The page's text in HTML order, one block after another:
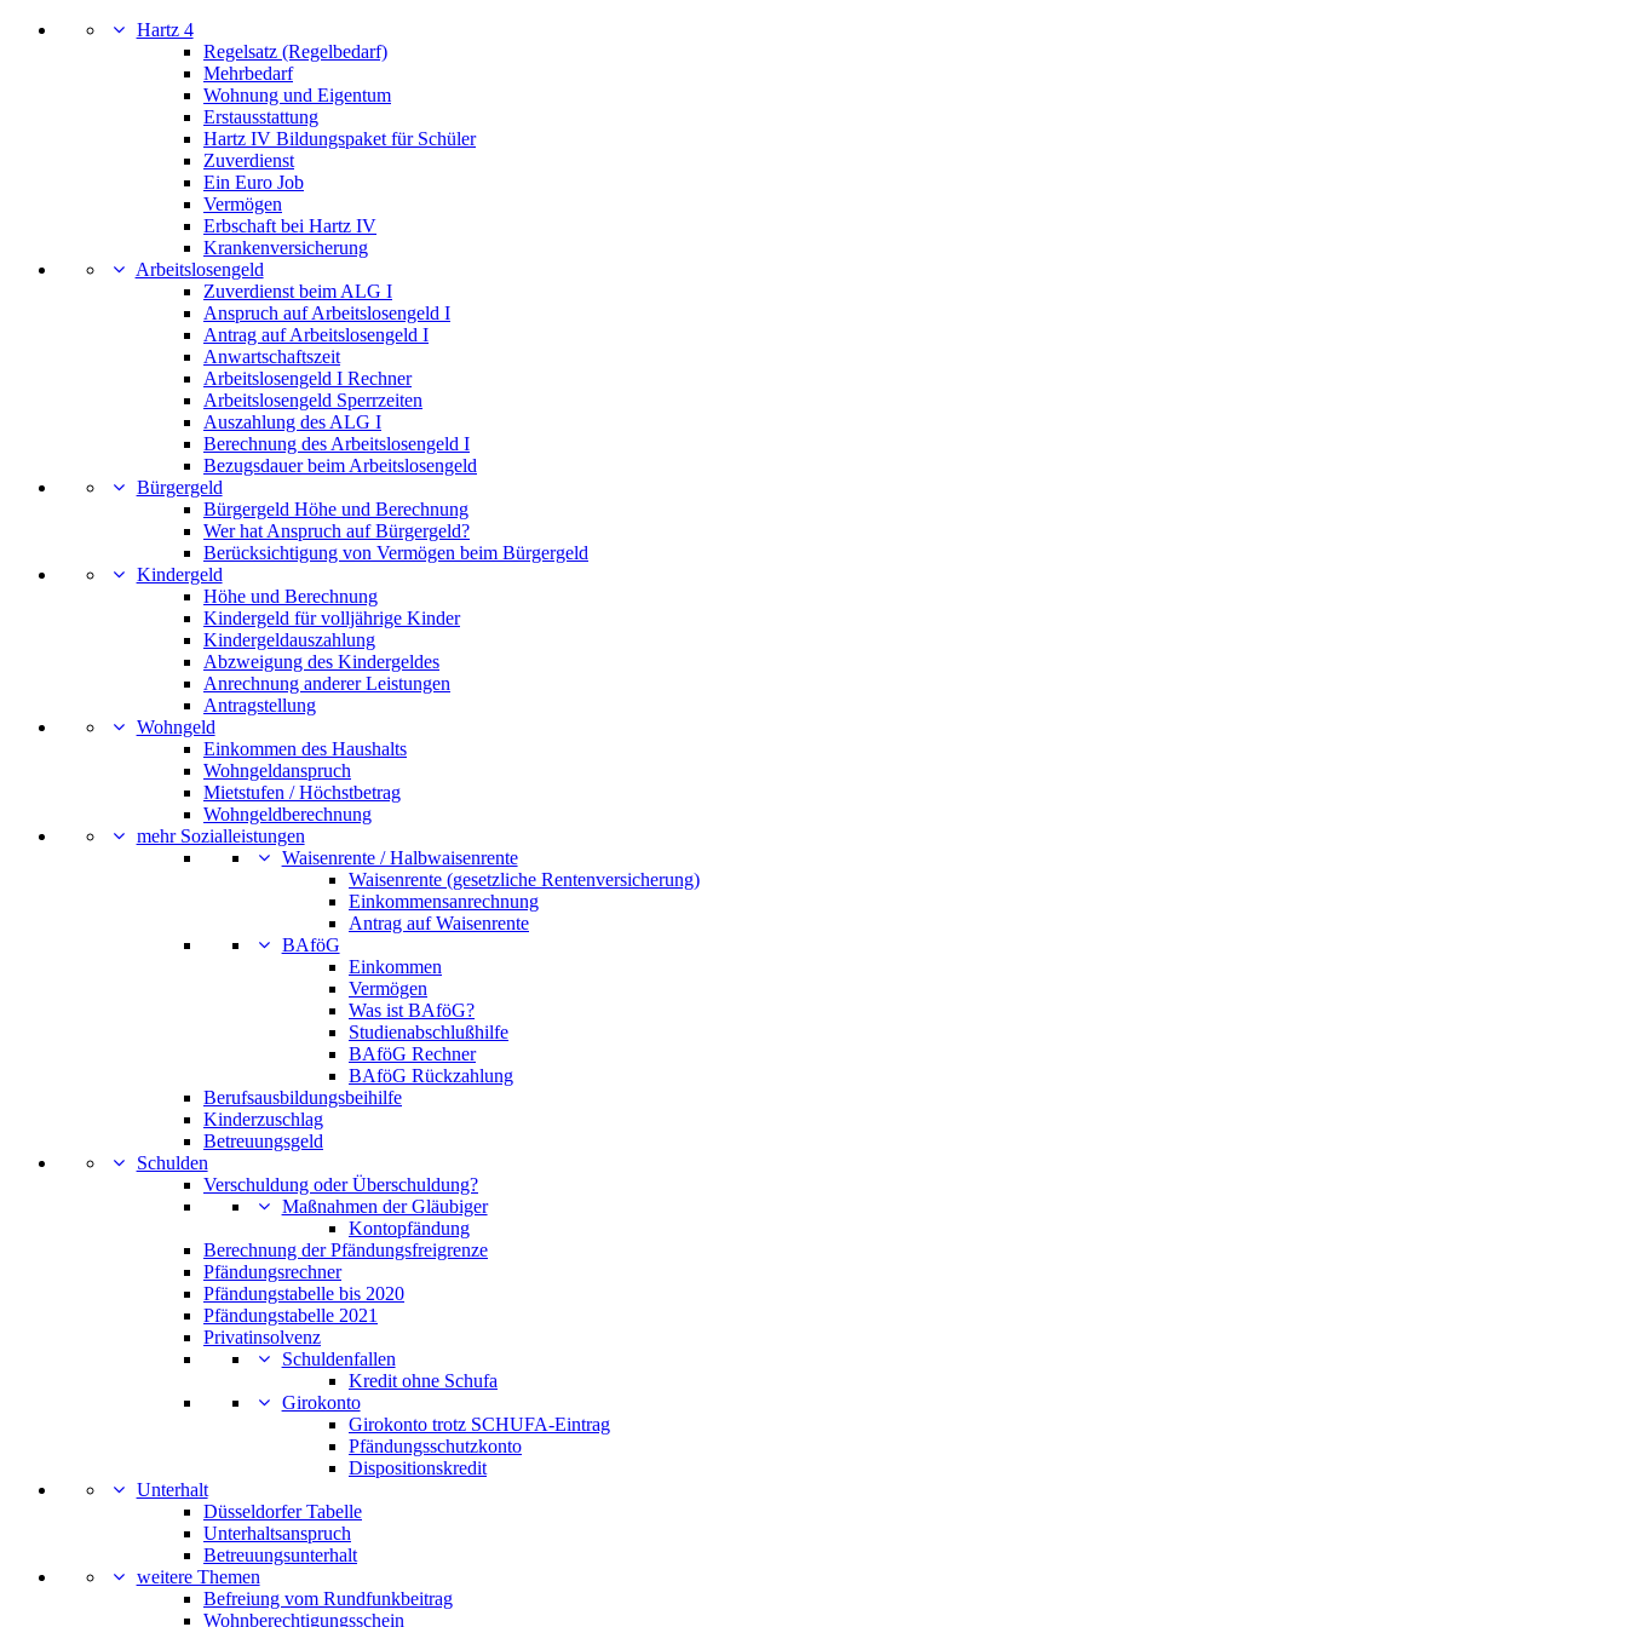
Hartz 4
Regelsatz (Regelbedarf)
Mehrbedarf
Wohnung und Eigentum
Erstausstattung
Hartz IV Bildungspaket für Schüler
Zuverdienst
Ein Euro Job
Vermögen
Erbschaft bei Hartz IV
Krankenversicherung
Arbeitslosengeld
Zuverdienst beim ALG I
Anspruch auf Arbeitslosengeld I
Antrag auf Arbeitslosengeld I
Anwartschaftszeit
Arbeitslosengeld I Rechner
Arbeitslosengeld Sperrzeiten
Auszahlung des ALG I
Berechnung des Arbeitslosengeld I
Bezugsdauer beim Arbeitslosengeld
Bürgergeld
Bürgergeld Höhe und Berechnung
Wer hat Anspruch auf Bürgergeld?
Berücksichtigung von Vermögen beim Bürgergeld
Kindergeld
Höhe und Berechnung
Kindergeld für volljährige Kinder
Kindergeldauszahlung
Abzweigung des Kindergeldes
Anrechnung anderer Leistungen
Antragstellung
Wohngeld
Einkommen des Haushalts
Wohngeldanspruch
Mietstufen / Höchstbetrag
Wohngeldberechnung
mehr Sozialleistungen
Waisenrente / Halbwaisenrente
Waisenrente (gesetzliche Rentenversicherung)
Einkommensanrechnung
Antrag auf Waisenrente
BAföG
Einkommen
Vermögen
Was ist BAföG?
Studienabschlußhilfe
BAföG Rechner
BAföG Rückzahlung
Berufsausbildungsbeihilfe
Kinderzuschlag
Betreuungsgeld
Schulden
Verschuldung oder Überschuldung?
Maßnahmen der Gläubiger
Kontopfändung
Berechnung der Pfändungsfreigrenze
Pfändungsrechner
Pfändungstabelle bis 2020
Pfändungstabelle 2021
Privatinsolvenz
Schuldenfallen
Kredit ohne Schufa
Girokonto
Girokonto trotz SCHUFA-Eintrag
Pfändungsschutzkonto
Dispositionskredit
Unterhalt
Düsseldorfer Tabelle
Unterhaltsanspruch
Betreuungsunterhalt
weitere Themen
Befreiung vom Rundfunkbeitrag
Wohnberechtigungsschein